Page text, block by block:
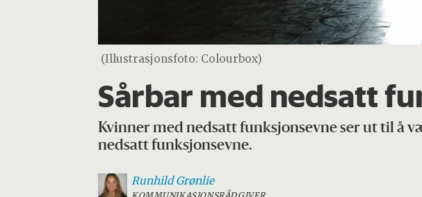
(Illustrasjonsfoto: Colourbox)
Sårbar med nedsatt
Kvinner med nedsatt funksjonsevne ser ut til å
nedsatt funksjonsevne.
Runhild Grønlie